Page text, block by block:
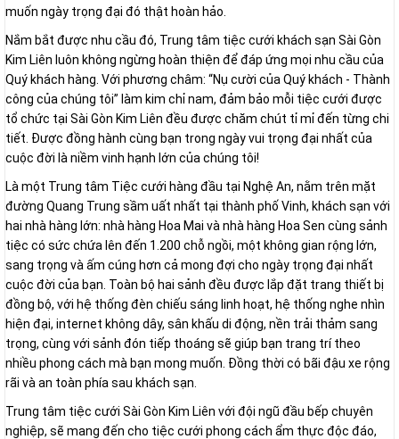
muốn ngày trọng đại đó thật hoàn hảo.
Nắm bắt được nhu cầu đó, Trung tâm tiệc cưới khách sạn Sài Gòn
Kim Liên luôn không ngừng hoàn thiện để đáp ứng mọi nhu cầu của
Quý khách hàng. Với phương châm: “Nụ cười của Quý khách - Thành
công của chúng tôi” làm kim chỉ nam, đảm bảo mỗi tiệc cưới được
tổ chức tại Sài Gòn Kim Liên đều được chăm chút tỉ mỉ đến từng chi
tiết. Được đồng hành cùng bạn trong ngày vui trọng đại nhất của
cuộc đời là niềm vinh hạnh lớn của chúng tôi!
Là một Trung tâm Tiệc cưới hàng đầu tại Nghệ An, nằm trên mặt
đường Quang Trung sầm uất nhất tại thành phố Vinh, khách sạn với
hai nhà hàng lớn: nhà hàng Hoa Mai và nhà hàng Hoa Sen cùng sảnh
tiệc có sức chứa lên đến 1.200 chỗ ngồi, một không gian rộng lớn,
sang trọng và ấm cúng hơn cả mong đợi cho ngày trọng đại nhất
cuộc đời của bạn. Toàn bộ hai sảnh đều được lắp đặt trang thiết bị
đồng bộ, với hệ thống đèn chiếu sáng linh hoạt, hệ thống nghe nhìn
hiện đại, internet không dây, sân khấu di động, nền trải thảm sang
trọng, cùng với sảnh đón tiếp thoáng sẽ giúp bạn trang trí theo
nhiều phong cách mà bạn mong muốn. Đồng thời có bãi đậu xe rộng
rãi và an toàn phía sau khách sạn.
Trung tâm tiệc cưới Sài Gòn Kim Liên với đội ngũ đầu bếp chuyên
nghiệp, sẽ mang đến cho tiệc cưới phong cách ẩm thực độc đáo,